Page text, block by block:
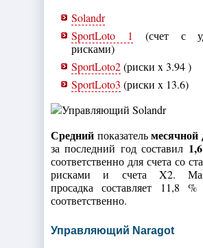
Solandr
SportLoto 1
(счет с
рисками)
SportLoto2(риски x 3.94 )
SportLoto3 (риски x 13.6)
Средний показательмесячной
за последний год составил 1,6
соответственно для счета со
рисками и счета X2.
просадка составляет 11,8
соответственно.
Управляющий Naragot